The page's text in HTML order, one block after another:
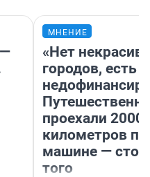
МНЕНИЕ
«Нет
городов, есть
проехали 2000
километров по
машине —
того